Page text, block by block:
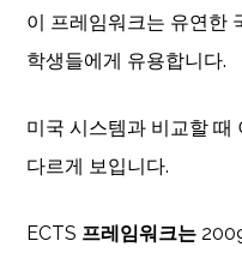
이 프레임워크는 유연한
학생들에게 유용합니다.
미국 시스템과 비교할 때
다르게 보입니다.
ECTS 프레임워크는